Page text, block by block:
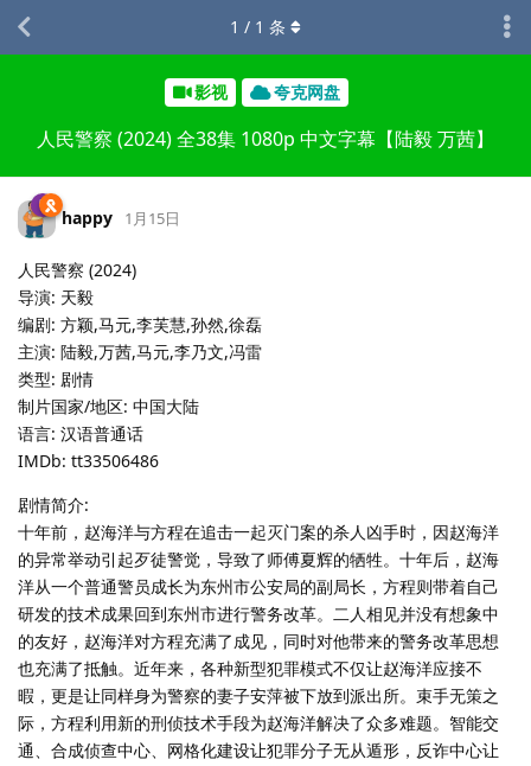
影视 夸克网盘
人民警察 (2024) 全38集 1080p 中文字幕【陆毅 万茜】
1 / 1 条
happy 1月15日
人民警察 (2024)
导演: 天毅
编剧: 方颖,马元,李芙慧,孙然,徐磊
主演: 陆毅,万茜,马元,李乃文,冯雷
类型: 剧情
制片国家/地区: 中国大陆
语言: 汉语普通话
IMDb: tt33506486
剧情简介:
十年前，赵海洋与方程在追击一起灭门案的杀人凶手时，因赵海洋
的异常举动引起歹徒警觉，导致了师傅夏辉的牺牲。十年后，赵海
洋从一个普通警员成长为东州市公安局的副局长，方程则带着自己
研发的技术成果回到东州市进行警务改革。二人相见并没有想象中
的友好，赵海洋对方程充满了成见，同时对他带来的警务改革思想
也充满了抵触。近年来，各种新型犯罪模式不仅让赵海洋应接不
暇，更是让同样身为警察的妻子安萍被下放到派出所。束手无策之
际，方程利用新的刑侦技术手段为赵海洋解决了众多难题。智能交
通、合成侦查中心、网格化建设让犯罪分子无从遁形，反诈中心让